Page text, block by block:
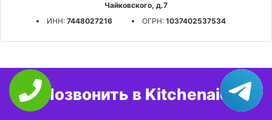
Чайковского, д.7
ИНН: 7448027216 ОГРН: 1037402537534
Позвонить в Kitchenaid